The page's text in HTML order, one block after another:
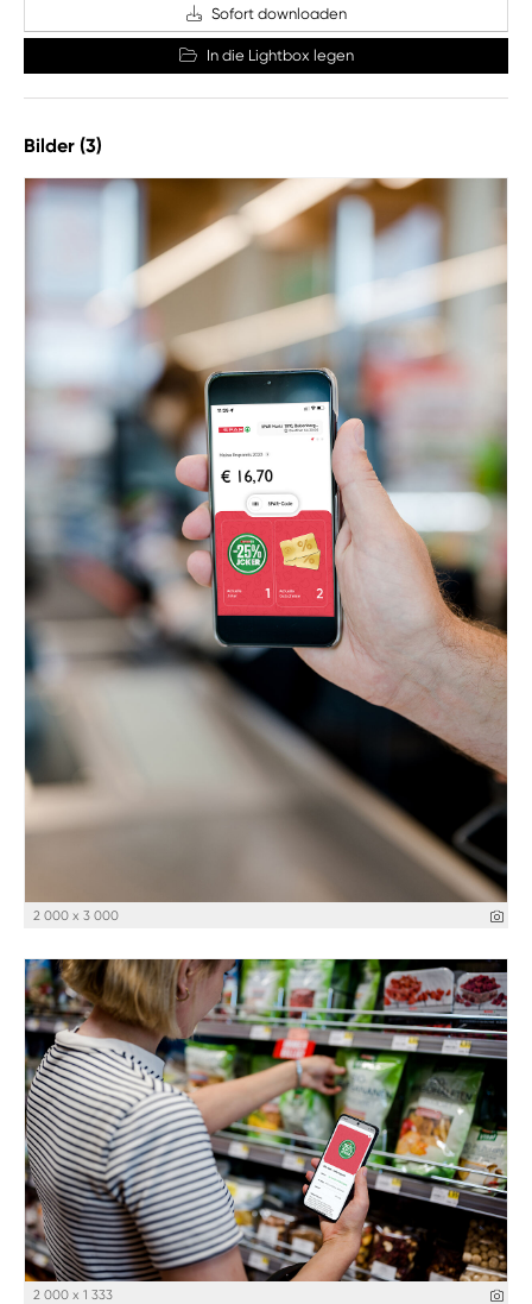
Sofort downloaden
In die Lightbox legen
Bilder (3)
2 000 x 3 000
2 000 x 1 333